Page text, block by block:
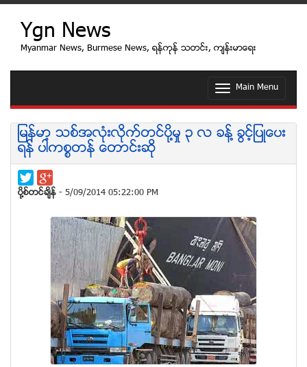
Ygn News
Myanmar News, Burmese News, ရန္ကုန္ သတင္း, က်န္းမာေရး
T
g
l
n
a
t
i
o
n
Main Menu
ျမန္မာ့ သစ္အလံုးလိုက္တင္ပုိ႔မႈ ၃ လ ခန္႔ ခြင့္ျပဳေပး
ရန္ ပါကစၥတန္ ေတာင္းဆို
ပုိ႔စ္တင္ခ်ိန္ - 5/09/2014 05:22:00 PM